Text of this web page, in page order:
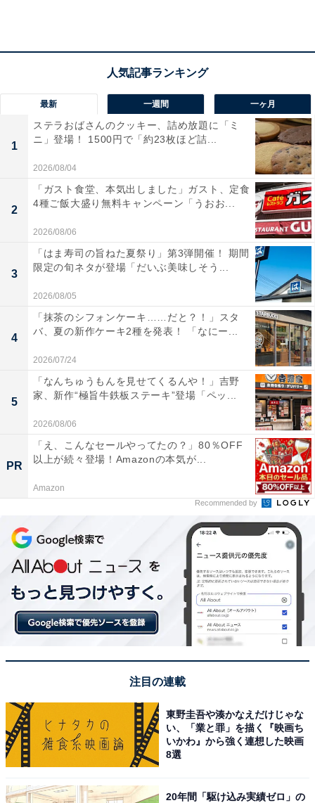
テーブル席のほか、カウンター席も備えた30席ほどの店内。昭和を感じさ
せるレトロな雰囲気です
伺ったのは、ランチのピーク帯を外した平日の14時頃。
朝から夜までの通し営業なので、遅いランチでも早い夕
食でも、軽く1杯も楽しめそう。実際に、女性1人客が定
食を食べに来ていたり、男性数人組がお酒とおつまみを
楽しんでいたりしていました。
『たぶん 日本一、肉汁のでる餃子』!?
最新 一週間 一ヶ月
1
ステラおばさんのクッキー、詰め放題に「ミ
ニ」登場！ 1500円で「約23枚ほど詰...
2026/08/04
2
「ガスト食堂、本気出しました」ガスト、定食
4種ご飯大盛り無料キャンペーン「うおお...
2026/08/06
3
「はま寿司の旨ねた夏祭り」第3弾開催！ 期間
限定の旬ネタが登場「だいぶ美味しそう...
2026/08/05
4
「抹茶のシフォンケーキ……だと？！」スタ
バ、夏の新作ケーキ2種を発表！ 「なにー...
2026/07/24
5
「なんちゅうもんを見せてくるんや！」吉野
家、新作“極旨牛鉄板ステーキ”登場「ペッ...
2026/08/06
PR
「え、こんなセールやってたの？」80％OFF
以上が続々登場！Amazonの本気が...
Amazon
Recommended by
注目の連載
東野圭吾や湊かなえだけじゃな
い、「業と罪」を描く『映画ち
いかわ』から強く連想した映画
8選
20年間「駆け込み実績ゼロ」の